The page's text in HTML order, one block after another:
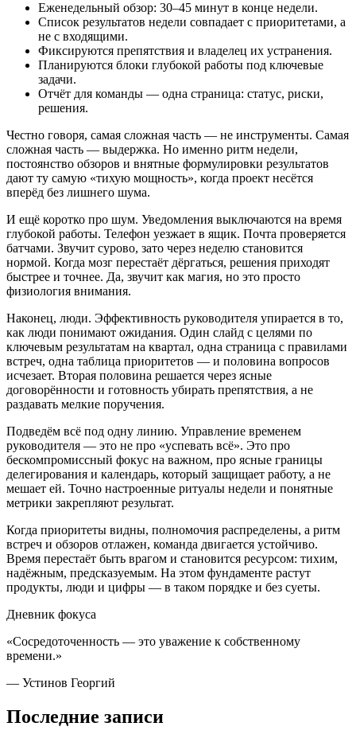
Еженедельный обзор: 30–45 минут в конце недели.
Список результатов недели совпадает с приоритетами, а
не с входящими.
Фиксируются препятствия и владелец их устранения.
Планируются блоки глубокой работы под ключевые
задачи.
Отчёт для команды — одна страница: статус, риски,
решения.
Честно говоря, самая сложная часть — не инструменты. Самая
сложная часть — выдержка. Но именно ритм недели,
постоянство обзоров и внятные формулировки результатов
дают ту самую «тихую мощность», когда проект несётся
вперёд без лишнего шума.
И ещё коротко про шум. Уведомления выключаются на время
глубокой работы. Телефон уезжает в ящик. Почта проверяется
батчами. Звучит сурово, зато через неделю становится
нормой. Когда мозг перестаёт дёргаться, решения приходят
быстрее и точнее. Да, звучит как магия, но это просто
физиология внимания.
Наконец, люди. Эффективность руководителя упирается в то,
как люди понимают ожидания. Один слайд с целями по
ключевым результатам на квартал, одна страница с правилами
встреч, одна таблица приоритетов — и половина вопросов
исчезает. Вторая половина решается через ясные
договорённости и готовность убирать препятствия, а не
раздавать мелкие поручения.
Подведём всё под одну линию. Управление временем
руководителя — это не про «успевать всё». Это про
бескомпромиссный фокус на важном, про ясные границы
делегирования и календарь, который защищает работу, а не
мешает ей. Точно настроенные ритуалы недели и понятные
метрики закрепляют результат.
Когда приоритеты видны, полномочия распределены, а ритм
встреч и обзоров отлажен, команда двигается устойчиво.
Время перестаёт быть врагом и становится ресурсом: тихим,
надёжным, предсказуемым. На этом фундаменте растут
продукты, люди и цифры — в таком порядке и без суеты.
Дневник фокуса
«Сосредоточенность — это уважение к собственному
времени.»
— Устинов Георгий
Последние записи